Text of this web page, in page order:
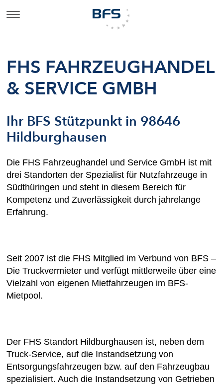
FHS FAHRZEUGHANDEL
& SERVICE GMBH
Ihr BFS Stützpunkt in 98646
Hildburghausen
Die FHS Fahrzeughandel und Service GmbH ist mit
drei Standorten der Spezialist für Nutzfahrzeuge in
Südthüringen und steht in diesem Bereich für
Kompetenz und Zuverlässigkeit durch jahrelange
Erfahrung.
Seit 2007 ist die FHS Mitglied im Verbund von BFS –
Die Truckvermieter und verfügt mittlerweile über eine
Vielzahl von eigenen Mietfahrzeugen im BFS-
Mietpool.
Der FHS Standort Hildburghausen ist, neben dem
Truck-Service, auf die Instandsetzung von
Entsorgungsfahrzeugen bzw. auf den Fahrzeugbau
spezialisiert. Auch die Instandsetzung von Getrieben